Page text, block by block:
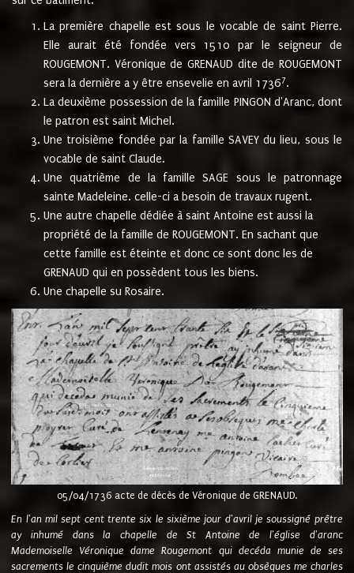
La première chapelle est sous le vocable de saint Pierre.
Elle aurait été fondée vers 1510 par le seigneur de
ROUGEMONT. Véronique de GRENAUD dite de ROUGEMONT
sera la dernière a y être ensevelie en avril 17367.
La deuxième possession de la famille PINGON d'Aranc, dont
le patron est saint Michel.
Une troisième fondée par la famille SAVEY du lieu, sous le
vocable de saint Claude.
Une quatrième de la famille SAGE sous le patronnage
sainte Madeleine. celle-ci a besoin de travaux rugent.
Une autre chapelle dédiée à saint Antoine est aussi la
propriété de la famille de ROUGEMONT. En sachant que
cette famille est éteinte et donc ce sont donc les de
GRENAUD qui en possèdent tous les biens.
Une chapelle su Rosaire.
05/04/1736 acte de décès de Véronique de GRENAUD.
En l'an mil sept cent trente six le sixième jour d'avril je soussigné prêtre
ay inhumé dans la chapelle de St Antoine de l'église d'aranc
Mademoiselle Véronique dame Rougemont qui decéda munie de ses
sacrements le cinquième dudit mois ont assistés au obsèques me charles